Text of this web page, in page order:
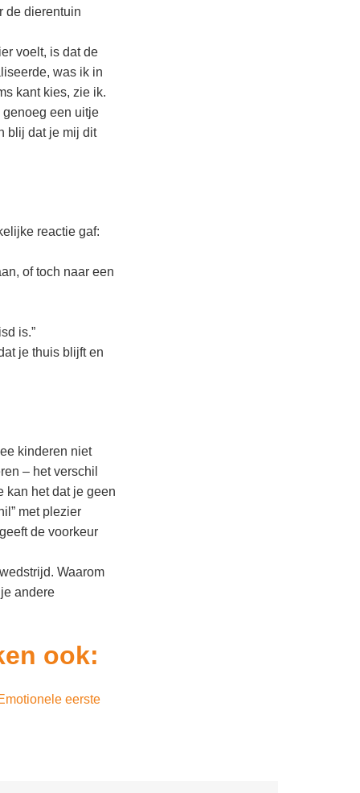
de dierentuin
voelt, is dat de
was ik in
kant kies, zie ik.
genoeg een uitje
blij dat je mij dit
reactie gaf:
of toch naar een
is.”
je thuis blijft en
kinderen niet
– het verschil
kan het dat je geen
met plezier
de voorkeur
Waarom
andere
ook:
eerste